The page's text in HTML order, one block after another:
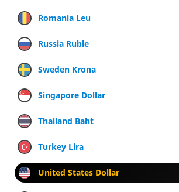
Romania Leu
Russia Ruble
Sweden Krona
Singapore Dollar
Thailand Baht
Turkey Lira
United States Dollar